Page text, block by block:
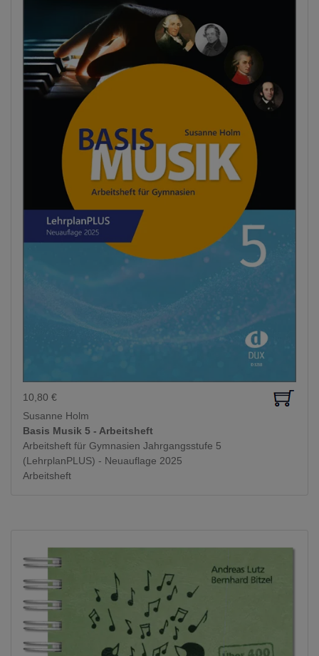
10,80 €
Susanne Holm
Basis Musik 5 - Arbeitsheft
Arbeitsheft für Gymnasien Jahrgangsstufe 5
(LehrplanPLUS) - Neuauflage 2025
Arbeitsheft